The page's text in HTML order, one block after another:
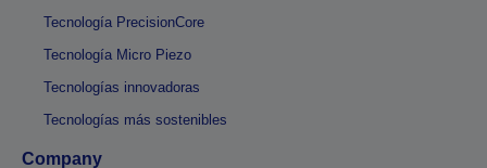
Tecnología PrecisionCore
Tecnología Micro Piezo
Tecnologías innovadoras
Tecnologías más sostenibles
Company